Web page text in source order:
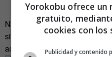
No muy lejos, en Chueca, se
sitio cómodo a cualquier
actividades laborales.
Yorokobu ofrece un
gratuito,
cookies con los
Publicidad y contenido